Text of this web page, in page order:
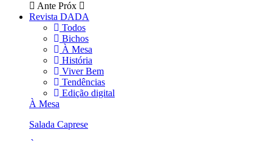
Ante Próx
Revista DADA
Todos
Bichos
À Mesa
História
Viver Bem
Tendências
Edição digital
À Mesa
Salada Caprese